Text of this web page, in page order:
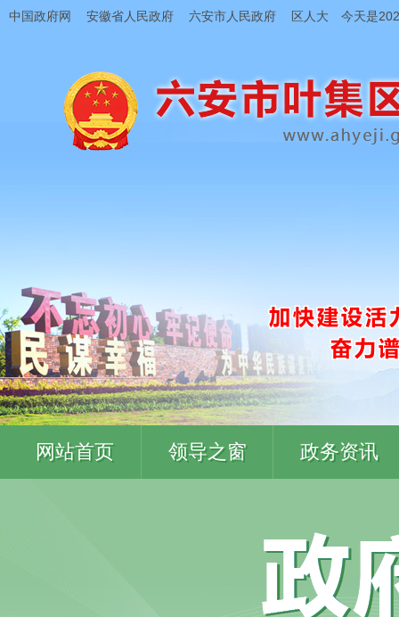
中国政府网 安徽省人民政府 六安市人民政府 区人大 今天是
网站首页 领导之窗 政务资讯